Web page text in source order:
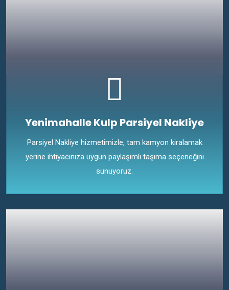
Yenimahalle Kulp Parsiyel Nakliye
Parsiyel Nakliye hizmetimizle, tam kamyon kiralamak
yerine ihtiyacınıza uygun paylaşımlı taşıma seçeneğini
sunuyoruz.